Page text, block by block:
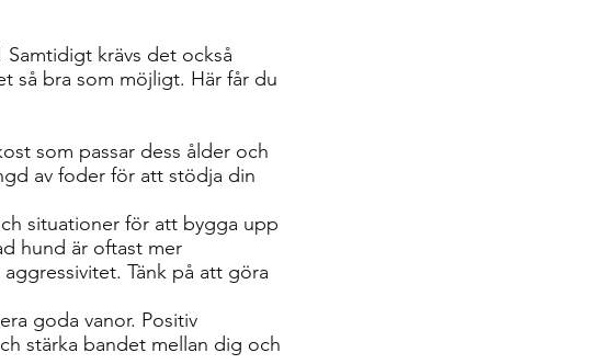
krävs det också
så bra som möjligt. Här får du
som passar dess ålder och
av foder för att stödja din
situationer för att bygga upp
hund är oftast mer
Tänk på att göra
goda vanor. Positiv
stärka bandet mellan dig och